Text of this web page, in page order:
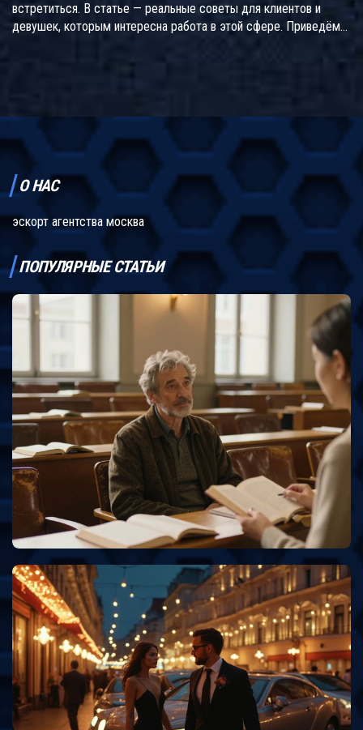
встретиться. В статье — реальные советы для клиентов и
девушек, которым интересна работа в этой сфере. Приведём
агентствах. Объясняем популярные заблуждения об эскорте.
О НАС
эскорт агентства москва
ПОПУЛЯРНЫЕ СТАТЬИ